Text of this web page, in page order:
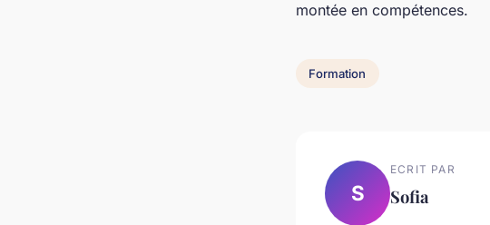
montée en compétences.
Formation
S
ECRIT PAR
Sofia